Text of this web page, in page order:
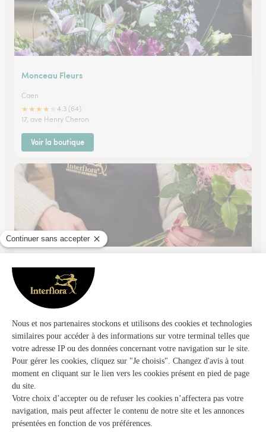
Monceau Fleurs
Caen
★★★★
4.3 (64)
17, ave Henry Cheron
Voir la boutique
Aux Roses Lilas
Creully
★★
4.4 (10)
53, rue de Caen
Voir la boutique